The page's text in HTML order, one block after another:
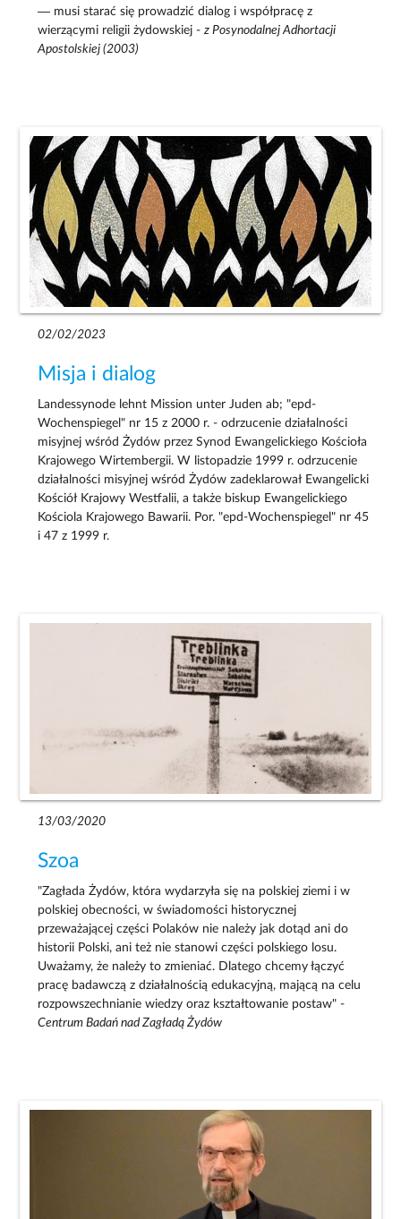
— musi starać się prowadzić dialog i współpracę z
wierzącymi religii żydowskiej -z Posynodalnej Adhortacji
Apostolskiej (2003)
02/02/2023
Misja i dialog
Landessynode lehnt Mission unter Juden ab; "epd-
Wochenspiegel" nr 15 z 2000 r. - odrzucenie działalności
misyjnej wśród Żydów przez Synod Ewangelickiego Kościoła
Krajowego Wirtembergii. W listopadzie 1999 r. odrzucenie
działalności misyjnej wśród Żydów zadeklarował Ewangelicki
Kościół Krajowy Westfalii, a także biskup Ewangelickiego
Kościola Krajowego Bawarii. Por. "epd-Wochenspiegel" nr 45
i 47 z 1999 r.
13/03/2020
Szoa
"Zagłada Żydów, która wydarzyła się na polskiej ziemi i w
polskiej obecności, w świadomości historycznej
przeważającej części Polaków nie należy jak dotąd ani do
historii Polski, ani też nie stanowi części polskiego losu.
Uważamy, że należy to zmieniać. Dlatego chcemy łączyć
pracę badawczą z działalnością edukacyjną, mającą na celu
rozpowszechnianie wiedzy oraz kształtowanie postaw" -
Centrum Badań nad Zagładą Żydów